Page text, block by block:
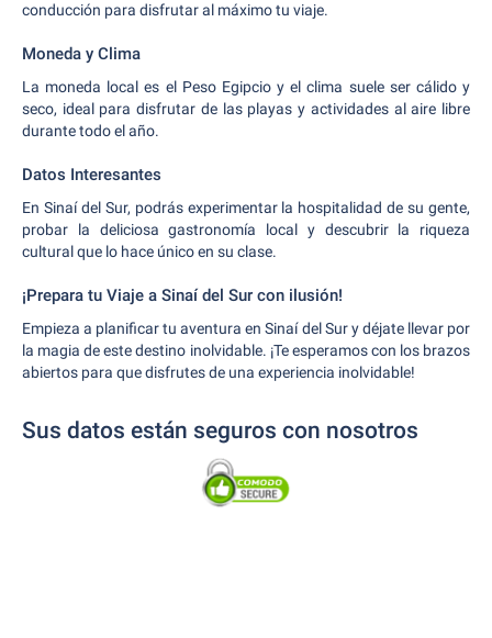
conducción para disfrutar al máximo tu viaje.
Moneda y Clima
La moneda local es el Peso Egipcio y el clima suele ser cálido y
seco, ideal para disfrutar de las playas y actividades al aire libre
durante todo el año.
Datos Interesantes
En Sinaí del Sur, podrás experimentar la hospitalidad de su gente,
probar la deliciosa gastronomía local y descubrir la riqueza
cultural que lo hace único en su clase.
¡Prepara tu Viaje a Sinaí del Sur con ilusión!
Empieza a planificar tu aventura en Sinaí del Sur y déjate llevar por
la magia de este destino inolvidable. ¡Te esperamos con los brazos
abiertos para que disfrutes de una experiencia inolvidable!
Sus datos están seguros con nosotros